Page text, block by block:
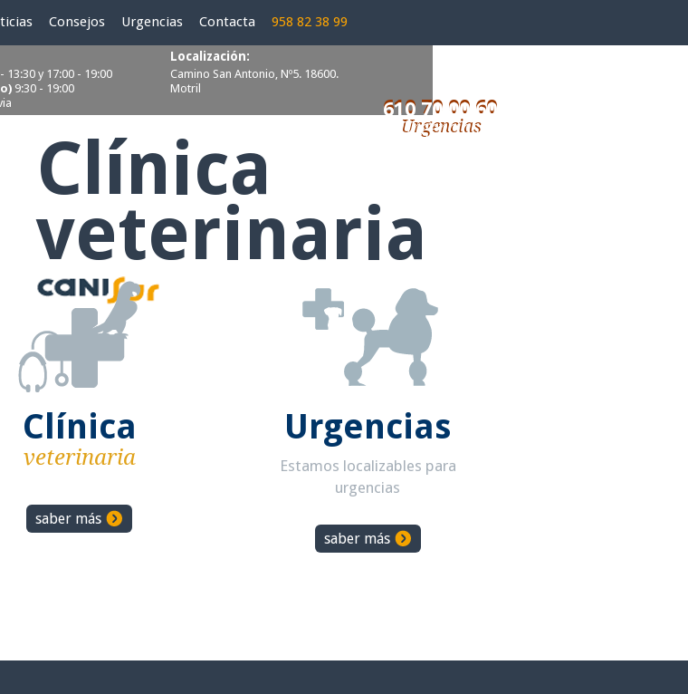
Consejos Urgencias Contacta 958 82 38 99
610 70 00 60
Urgencias
13:30 y 17:00 - 19:00
9:30 - 19:00
Localización:
Camino San Antonio, Nº5. 18600.
Motril
Clínica
veterinaria
Clínica
veterinaria
saber más
Urgencias
Estamos localizables para
urgencias
saber más